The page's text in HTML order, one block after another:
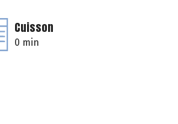
Cuisson
0 min